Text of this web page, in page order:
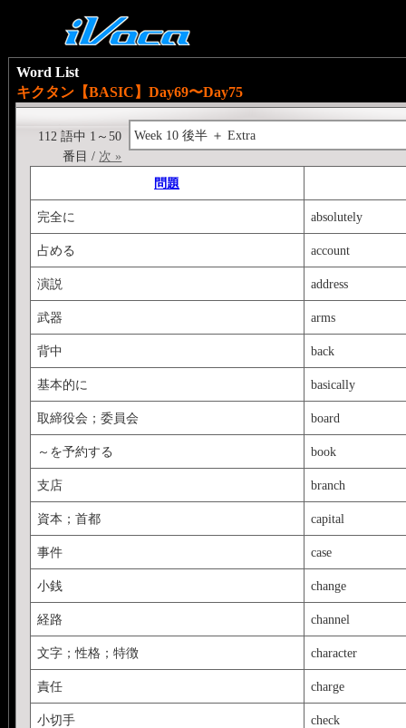
Word List
キクタン【BASIC】Day69〜Day75
Week 10 後半 ＋ Extra
112 語中 1～50
番目 / 次 »
問題
完全に absolutely
占める account
演説 address
武器 arms
背中 back
基本的に basically
取締役会；委員会 board
～を予約する book
支店 branch
資本；首都 capital
事件 case
小銭 change
経路 channel
文字；性格；特徴 character
責任 charge
小切手 check